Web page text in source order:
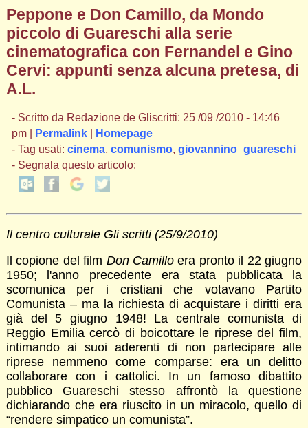
Peppone e Don Camillo, da Mondo
piccolo di Guareschi alla serie
cinematografica con Fernandel e Gino
Cervi: appunti senza alcuna pretesa, di
A.L.
- Scritto da Redazione de Gliscritti: 25 /09 /2010 - 14:46
pm |
Permalink|
Homepage
- Tag usati: cinema, comunismo, giovannino_guareschi
- Segnala questo articolo:
Il centro culturale Gli scritti (25/9/2010)
Il copione del film Don Camillo era pronto il 22 giugno
1950; l'anno precedente era stata pubblicata la
scomunica per i cristiani che votavano Partito
Comunista – ma la richiesta di acquistare i diritti era
già del 5 giugno 1948! La centrale comunista di
Reggio Emilia cercò di boicottare le riprese del film,
intimando ai suoi aderenti di non partecipare alle
riprese nemmeno come comparse: era un delitto
collaborare con i cattolici. In un famoso dibattito
pubblico Guareschi stesso affrontò la questione
dichiarando che era riuscito in un miracolo, quello di
“rendere simpatico un comunista”.